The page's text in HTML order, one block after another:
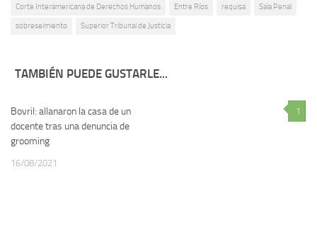
Corte Interamericana de Derechos Humanos Entre Ríos requisa Sala Penal
sobreseimiento Superior Tribunal de Justicia
TAMBIÉN PUEDE GUSTARLE...
Bovril: allanaron la casa de un
docente tras una denuncia de
grooming
16/08/2021
1